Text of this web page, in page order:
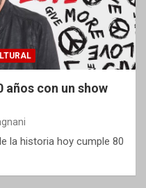
años con un show
la historia hoy cumple 80